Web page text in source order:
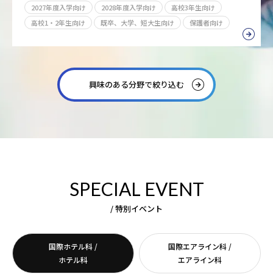
2027年度入学向け 2028年度入学向け
高校3年生向け
高校1・2年生向け
既卒、大学、短大生向け 保護者向け
興味のある分野で絞り込む
SPECIAL EVENT
/ 特別イベント
国際ホテル科 /
ホテル科
国際エアライン科 /
エアライン科